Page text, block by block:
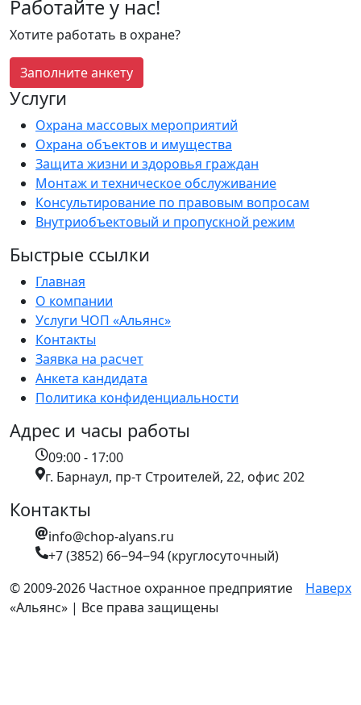
Работайте у нас!
Хотите работать в охране?
Заполните анкету
Услуги
Охрана массовых мероприятий
Охрана объектов и имущества
Защита жизни и здоровья граждан
Монтаж и техническое обслуживание
Консультирование по правовым вопросам
Внутриобъектовый и пропускной режим
Быстрые ссылки
Главная
О компании
Услуги ЧОП «Альянс»
Контакты
Заявка на расчет
Анкета кандидата
Политика конфиденциальности
Адрес и часы работы
09:00 - 17:00
г. Барнаул, пр-т Строителей, 22, офис 202
Контакты
info@chop-alyans.ru
+7 (3852) 66‒94‒94 (круглосуточный)
© 2009-2026 Частное охранное предприятие
«Альянс» | Все права защищены
Наверх